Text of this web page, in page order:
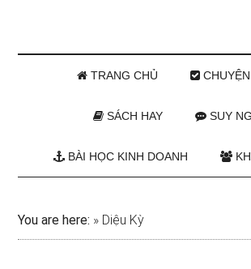
TRANG CHỦ
SÁCH HAY SUY
BÀI HỌC KINH DOANH
You are here: » Diệu Kỳ